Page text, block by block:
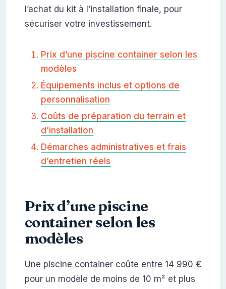
l’achat du kit à l’installation finale, pour
sécuriser votre investissement.
Prix d’une piscine container selon les
modèles
Équipements inclus et options de
personnalisation
Coûts de préparation du terrain et
d’installation
Démarches administratives et frais
d’entretien réels
Prix d’une piscine
container selon les
modèles
Une piscine container coûte entre 14 990 €
pour un modèle de moins de 10 m² et plus